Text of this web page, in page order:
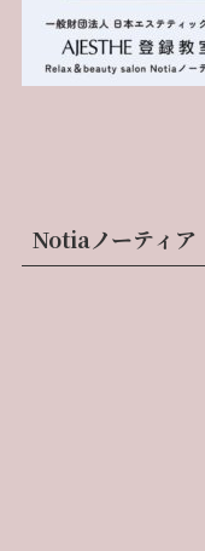
Notiaノーティア